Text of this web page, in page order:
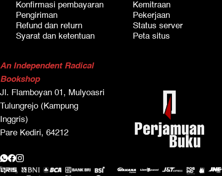
Konfirmasi pembayaran
Pengiriman
Refund dan return
Syarat dan ketentuan
Kemitraan
Pekerjaan
Status server
Peta situs
An Independent Radical
Bookshop
Jl. Flamboyan 01, Mulyoasri
Tulungrejo (Kampung
Inggris)
Pare Kediri, 64212